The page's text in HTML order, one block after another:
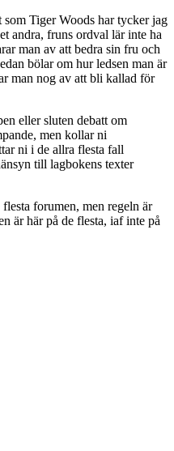
Tiger Woods har tycker jag
andra, fruns ordval lär inte ha
man av att bedra sin fru och
bölar om hur ledsen man är
man nog av att bli kallad för
eller sluten debatt om
men kollar ni
ni i de allra flesta fall
till lagbokens texter
forumen, men regeln är
är här på de flesta, iaf inte på